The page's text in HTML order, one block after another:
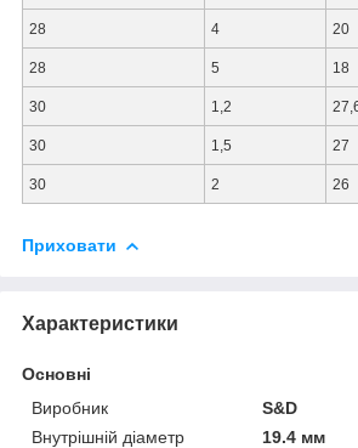
28 4 20
28 5 18
30 1,2
30 1,5 27
30 2 26
Приховати
Характеристики
Основні
Виробник
S&D
Внутрішній діаметр
19.4 мм